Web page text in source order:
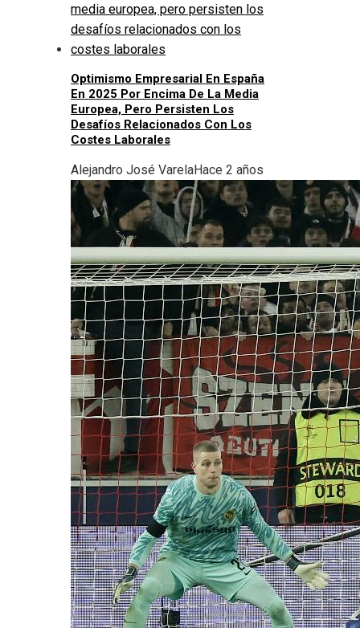
Optimismo Empresarial En España
En 2025 Por Encima De La Media
Europea, Pero Persisten Los
Desafíos Relacionados Con Los
Costes Laborales
Alejandro José VarelaHace 2 años